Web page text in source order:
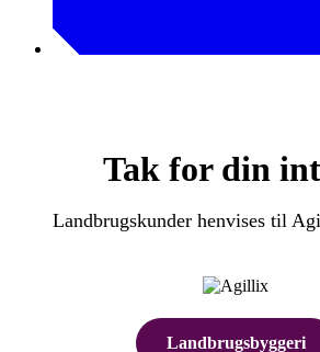
Tak for din
Landbrugskunder henvises til
Landbrugsbyggeri